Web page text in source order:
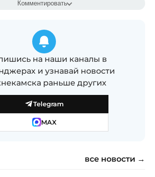
Комментировать
на наши каналы в
и узнавай новости
раньше других
Telegram
MAX
все новости →